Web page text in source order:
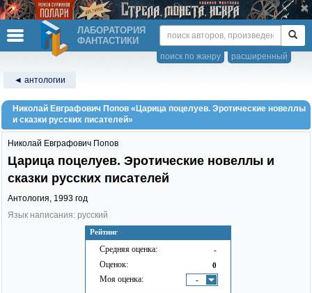
ЛАБОРАТОРИЯ
ФАНТАСТИКИ
расширенный
поиск по жанру
◄ антологии
Николай Евграфович Попов «Царица поцелуев. Эротические новеллы
и сказки русских писателей»
Рейтинг
Средняя оценка: -
Оценок: 0
Моя оценка: -
Николай Евграфович Попов
Царица поцелуев. Эротические новеллы и
сказки русских писателей
Антология, 1993 год
Язык написания: русский